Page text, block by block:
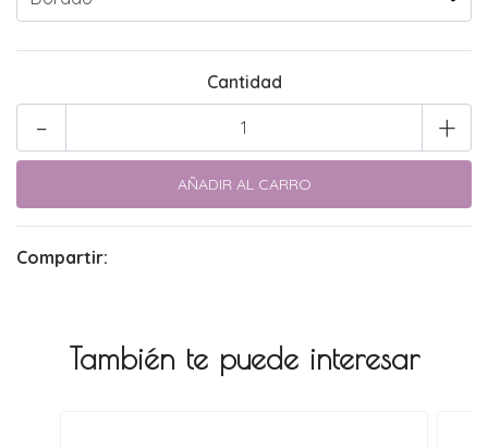
Cantidad
+
-
Compartir:
También te puede interesar